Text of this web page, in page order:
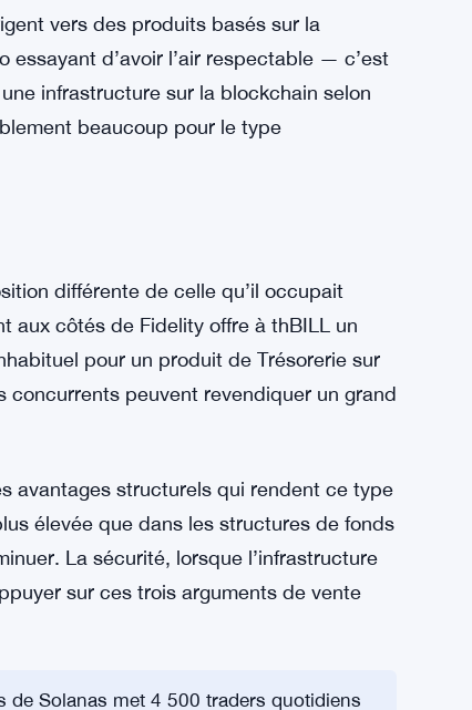
franchement. Les fonds tokenisés
en théorie mais compliqués en
pour contrer ce récit.
vers des produits basés sur la
d’avoir l’air respectable — c’est
infrastructure sur la blockchain selon
beaucoup pour le type
différente de celle qu’il occupait
aux côtés de Fidelity offre à thBILL un
pour un produit de Trésorerie sur
peuvent revendiquer un grand